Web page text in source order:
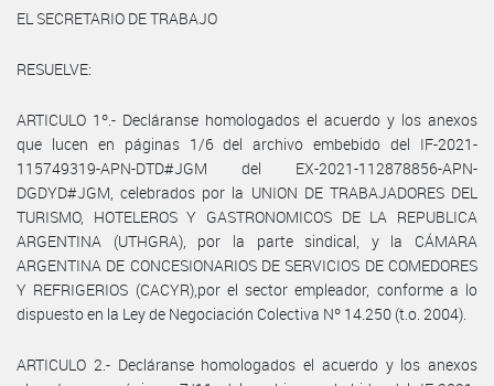
EL SECRETARIO DE TRABAJO
RESUELVE:
ARTICULO 1º.- Decláranse homologados el acuerdo y los anexos
que lucen en páginas 1/6 del archivo embebido del IF-2021-
115749319-APN-DTD#JGM del EX-2021-112878856-APN-
DGDYD#JGM, celebrados por la UNION DE TRABAJADORES DEL
TURISMO, HOTELEROS Y GASTRONOMICOS DE LA REPUBLICA
ARGENTINA (UTHGRA), por la parte sindical, y la CÁMARA
ARGENTINA DE CONCESIONARIOS DE SERVICIOS DE COMEDORES
Y REFRIGERIOS (CACYR),por el sector empleador, conforme a lo
dispuesto en la Ley de Negociación Colectiva Nº 14.250 (t.o. 2004).
ARTICULO 2.- Decláranse homologados el acuerdo y los anexos